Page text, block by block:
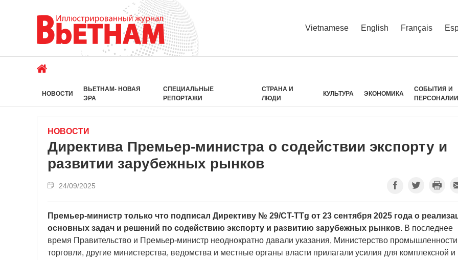
Vietnamese English Français
НОВОСТИ
ВЬЕТНАМ- НОВАЯ
ЭРА
СПЕЦИАЛЬНЫЕ
РЕПОРТАЖИ
СТРАНА И
ЛЮДИ
КУЛЬТУРА ЭКОНОМИКА
СОБЫТИЯ И
НОВОСТИ
Директива Премьер-министра о содействии экспорту и
развитии зарубежных рынков
24/09/2025
Премьер-министр только что подписал Директиву № 29/CT-TTg от 23 сентября 2025 года о
основных задач и решений по содействию экспорту и развитию зарубежных рынков. В последнее
время Правительство и Премьер-министр неоднократно давали указания, Министерство
торговли, другие министерства, ведомства и местные органы власти прилагали усилия для комплексной и